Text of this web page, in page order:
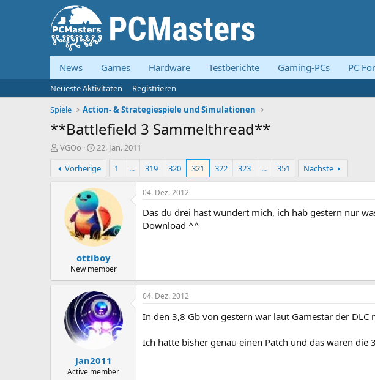
News Games Hardware Testberichte Gaming-PCs PC
Neueste Aktivitäten
Registrieren
Spiele
Action- & Strategiespiele und Simulationen
**Battlefield 3 Sammelthread**
E
s
t
VGOo
E
s
t
e
l
l
t
a
m
22. Jan. 2011
Vorherige
1 ... 319 320 321 322 323 ... 351 Nächste
ottiboy
New member
04. Dez. 2012
Das du drei hast wundert mich, ich hab gestern nur
Download ^^
Jan2011
Active member
04. Dez. 2012
In den 3,8 Gb von gestern war laut Gamestar der DLC
Ich hatte bisher genau einen Patch und das waren die